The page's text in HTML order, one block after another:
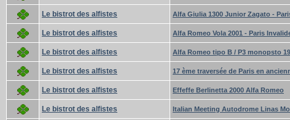
Le bistrot des alfistes Alfa Giulia 1300 Junior Zagato -
Le bistrot des alfistes Alfa Romeo Vola 2001 - Paris
Le bistrot des alfistes Alfa Romeo tipo B / P3 monopsto
Le bistrot des alfistes 17 ème traversée de Paris en
Le bistrot des alfistes Effeffe Berlinetta 2000 Alfa Romeo
Le bistrot des alfistes Italian Meeting Autodrome Linas